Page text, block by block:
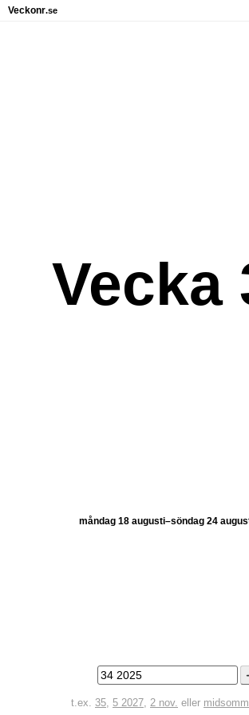
Vecka
måndag 18 augusti–söndag 24
t.ex. 35, 5 2027, 2 nov. eller
Veckonr.se